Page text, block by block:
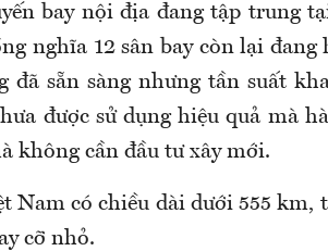
bay nội địa đang tập trung
nghĩa 12 sân bay còn lại đang
đã sẵn sàng nhưng tần suất
được sử dụng hiệu quả mà
không cần đầu tư xây mới.
Nam có chiều dài dưới 555 km,
cỡ nhỏ.